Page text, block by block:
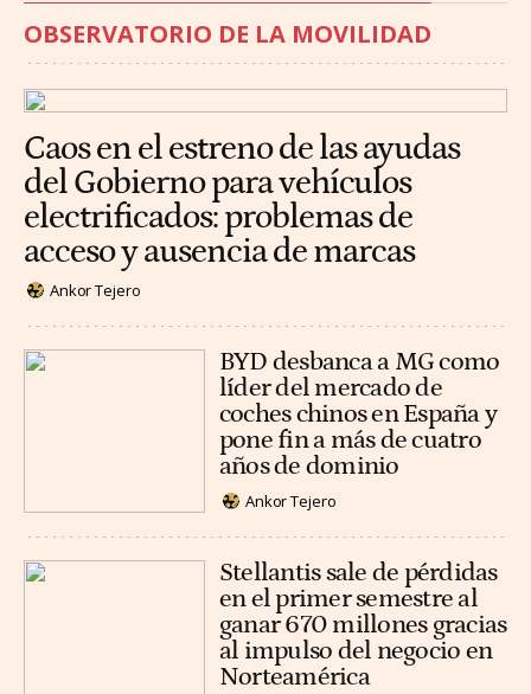
OBSERVATORIO DE LA MOVILIDAD
Caos en el estreno de las ayudas
del Gobierno para vehículos
electrificados: problemas de
acceso y ausencia de marcas
Ankor Tejero
BYD desbanca a MG como
líder del mercado de
coches chinos en España y
pone fin a más de cuatro
años de dominio
Ankor Tejero
Stellantis sale de pérdidas
en el primer semestre al
ganar 670 millones gracias
al impulso del negocio en
Norteamérica